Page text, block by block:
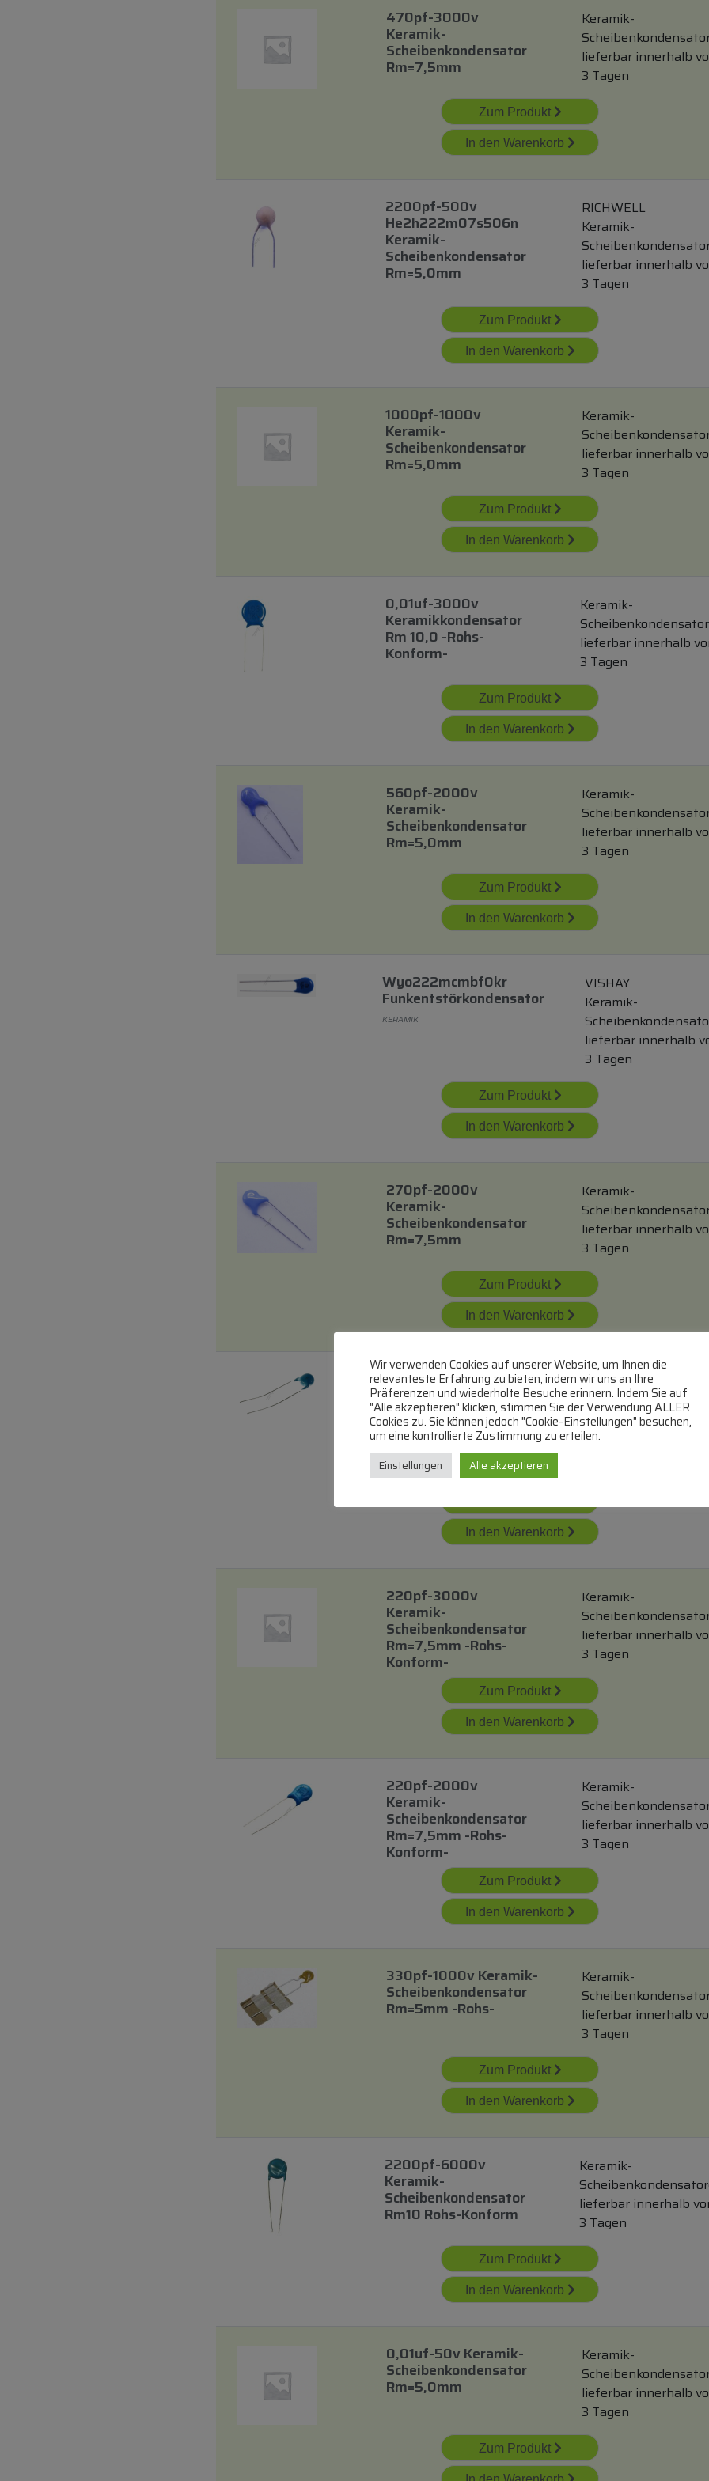
470pf-3000v
Keramik-
Scheibenkondensator
Rm=7,5mm
Keramik-
lieferbar innerhalb
3 Tagen
Zum Produkt
In den Warenkorb
2200pf-500v
He2h222m07s506n
Keramik-
Scheibenkondensator
Rm=5,0mm
RICHWELL
Keramik-
lieferbar innerhalb
3 Tagen
Zum Produkt
In den Warenkorb
1000pf-1000v
Keramik-
Scheibenkondensator
Rm=5,0mm
Keramik-
lieferbar innerhalb
3 Tagen
Zum Produkt
In den Warenkorb
0,01uf-3000v
Keramikkondensator
Rm 10,0 -rohs-
Konform-
Keramik-
lieferbar innerhalb
3 Tagen
Zum Produkt
In den Warenkorb
560pf-2000v
Keramik-
Scheibenkondensator
Rm=5,0mm
Keramik-
lieferbar innerhalb
3 Tagen
Zum Produkt
In den Warenkorb
Wyo222mcmbf0kr
Funkentstörkondensator
KERAMIK
VISHAY
Keramik-
lieferbar innerhalb
3 Tagen
Zum Produkt
In den Warenkorb
270pf-2000v
Keramik-
Scheibenkondensator
Rm=7,5mm
Keramik-
lieferbar innerhalb
3 Tagen
Zum Produkt
In den Warenkorb
33pf-6300v Keramik-
Scheibenkondensator
Rm:7,5mm
Keramik-
lieferbar innerhalb von
In den Warenkorb
220pf-3000v
Keramik-
Scheibenkondensator
Rm=7,5mm -rohs-
Konform-
Keramik-
lieferbar innerhalb
3 Tagen
Zum Produkt
In den Warenkorb
220pf-2000v
Keramik-
Scheibenkondensator
Rm=7,5mm -rohs-
Konform-
Keramik-
lieferbar innerhalb
3 Tagen
Zum Produkt
In den Warenkorb
330pf-1000v Keramik-
Scheibenkondensator
Rm=5mm -rohs-
Keramik-
lieferbar innerhalb
3 Tagen
Zum Produkt
In den Warenkorb
2200pf-6000v
Keramik-
Scheibenkondensator
Rm10 Rohs-Konform
Keramik-
lieferbar innerhalb
3 Tagen
Zum Produkt
In den Warenkorb
0,01uf-50v Keramik-
Scheibenkondensator
Rm=5,0mm
Keramik-
lieferbar innerhalb
3 Tagen
Zum Produkt
Wir verwenden Cookies auf unserer Website, um Ihnen die
relevanteste Erfahrung zu bieten, indem wir uns an Ihre
Präferenzen und wiederholte Besuche erinnern. Indem Sie auf
"Alle akzeptieren" klicken, stimmen Sie der Verwendung ALLER
Cookies zu. Sie können jedoch "Cookie-Einstellungen" besuchen,
um eine kontrollierte Zustimmung zu erteilen.
Einstellungen Alle akzeptieren